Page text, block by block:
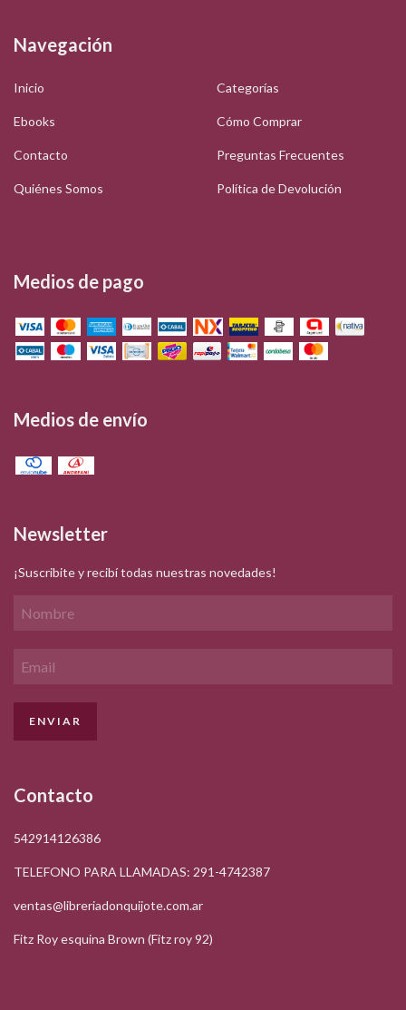
Navegación
Inicio Categorías
Ebooks Cómo Comprar
Contacto Preguntas Frecuentes
Quiénes Somos Política de Devolución
Medios de pago
Medios de envío
Newsletter
¡Suscribite y recibí todas nuestras novedades!
Contacto
542914126386
TELEFONO PARA LLAMADAS: 291-4742387
ventas@libreriadonquijote.com.ar
Fitz Roy esquina Brown (Fitz roy 92)